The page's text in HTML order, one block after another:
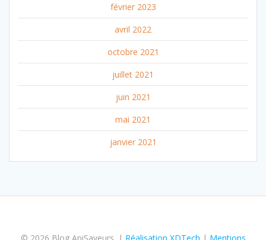
février 2023
avril 2022
octobre 2021
juillet 2021
juin 2021
mai 2021
janvier 2021